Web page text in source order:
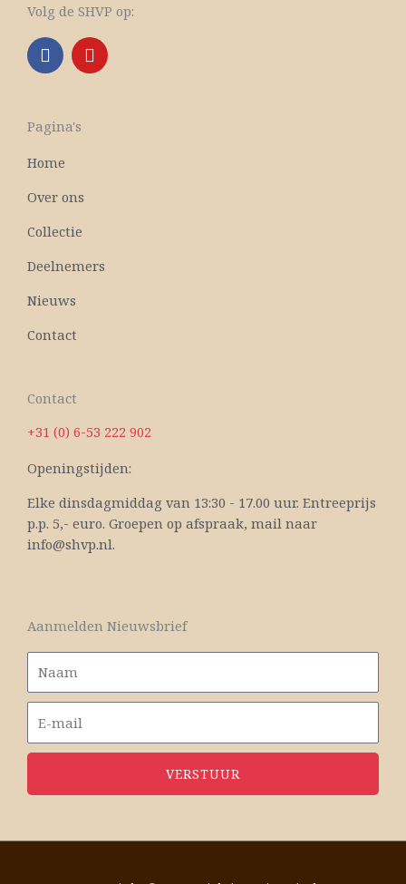
Volg de SHVP op:
F
a
c
b
o
k
Y
o
u
Pagina's
Home
Over ons
Collectie
Deelnemers
Nieuws
Contact
Contact
+31 (0) 6-53 222 902
Openingstijden:
Elke dinsdagmiddag van 13:30 - 17.00 uur. Entreeprijs
p.p. 5,- euro. Groepen op afspraak, mail naar
info@shvp.nl.
Aanmelden Nieuwsbrief
VERSTUUR